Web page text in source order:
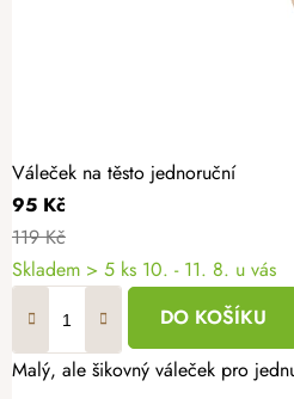
Váleček na těsto jednoruční
95 Kč
119 Kč
Skladem > 5 ks 10. - 11. 8. u vás
DO KOŠÍKU
Malý, ale šikovný váleček pro